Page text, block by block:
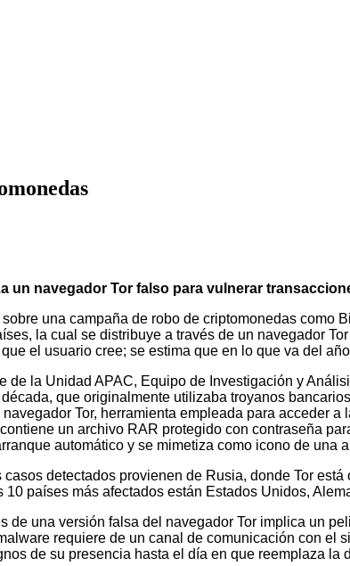
un navegador Tor falso para vulnerar
una campaña de robo de criptomonedas como
la cual se distribuye a través de un navegador
el usuario cree; se estima que en lo que va del
de la Unidad APAC, Equipo de Investigación y
que originalmente utilizaba troyanos
Tor, herramienta empleada para acceder
un archivo RAR protegido con contraseña
automático y se mimetiza como icono de una
casos detectados provienen de Rusia, donde Tor
10 países más afectados están Estados Unidos,
de una versión falsa del navegador Tor implica un
requiere de un canal de comunicación con
de su presencia hasta el día en que reemplaza la